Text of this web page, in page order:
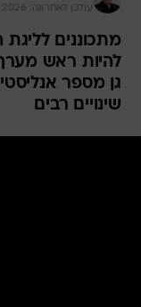
עודכן לאחרונה: 4.6.2026 / 8:27
מתכוננים
להיות ראש
גן מספר
שינויים רבים